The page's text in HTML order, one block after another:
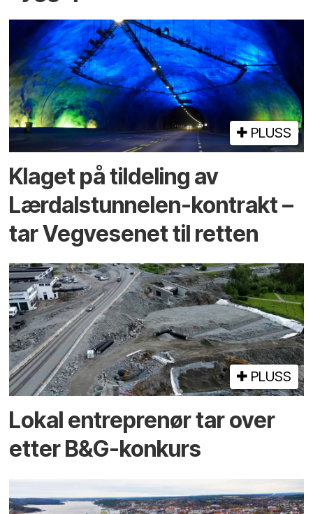
PLUSS
Klaget på tildeling av
Lærdalstunnelen-kontrakt –
tar Vegvesenet til retten
PLUSS
Lokal entreprenør tar over
etter B&G-konkurs